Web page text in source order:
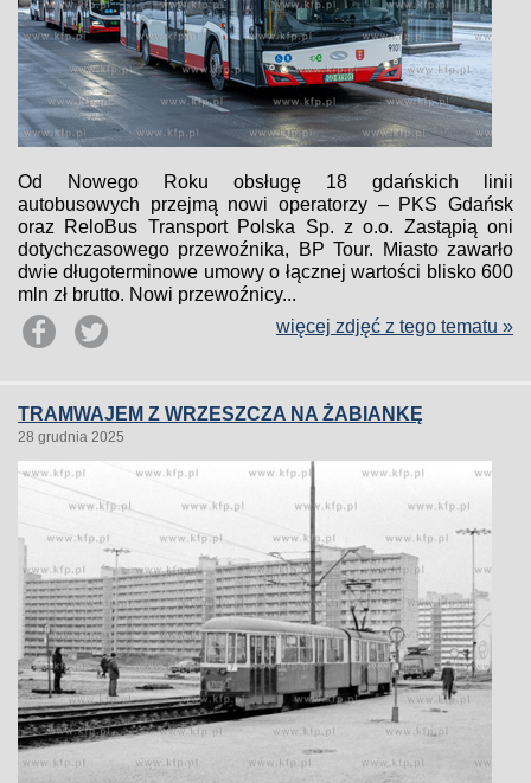
Od Nowego Roku obsługę 18 gdańskich linii
autobusowych przejmą nowi operatorzy – PKS Gdańsk
oraz ReloBus Transport Polska Sp. z o.o. Zastąpią oni
dotychczasowego przewoźnika, BP Tour. Miasto zawarło
dwie długoterminowe umowy o łącznej wartości blisko 600
mln zł brutto. Nowi przewoźnicy...
więcej zdjęć z tego tematu »
TRAMWAJEM Z WRZESZCZA NA ŻABIANKĘ
28 grudnia 2025